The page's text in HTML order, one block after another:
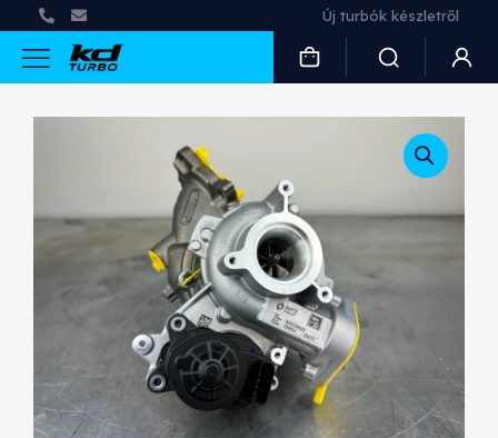
Új turbók készletről